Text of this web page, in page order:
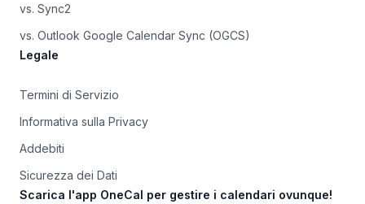
vs. Sync2
vs. Outlook Google Calendar Sync (OGCS)
Legale
Termini di Servizio
Informativa sulla Privacy
Addebiti
Sicurezza dei Dati
Scarica l'app OneCal per gestire i calendari ovunque!